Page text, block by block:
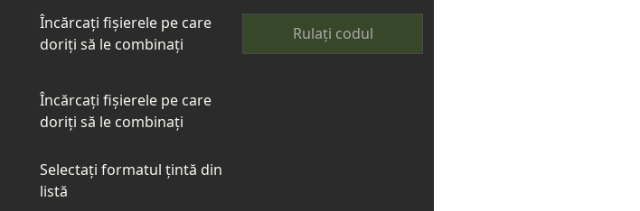
Încărcați fișierele pe care
doriți să le combinați
Rulați codul
Încărcați fișierele pe care
doriți să le combinați
Selectați formatul țintă din
listă